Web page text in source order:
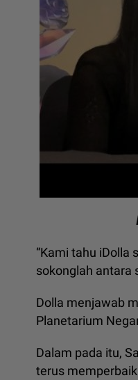
“Kami tahu iDolla
sokonglah antara
Dolla menjawab
Planetarium
Dalam pada itu,
terus